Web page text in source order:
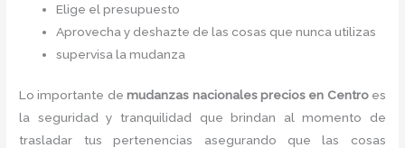
Elige el presupuesto
Aprovecha y deshazte de las cosas que nunca utilizas
supervisa la mudanza
Lo importante demudanzas nacionales preciosen Centro es
la seguridad y tranquilidad que brindan al momento de
trasladar tus pertenencias asegurando que las cosas